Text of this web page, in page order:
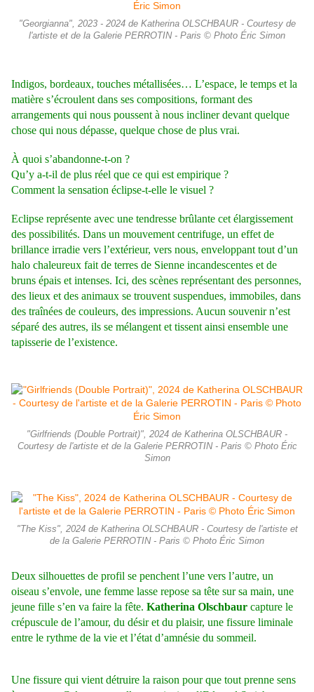
"Georgianna", 2023 - 2024 de Katherina OLSCHBAUR - Courtesy de
l'artiste et de la Galerie PERROTIN - Paris © Photo Éric Simon
Indigos, bordeaux, touches métallisées… L’espace, le temps et la
matière s’écroulent dans ses compositions, formant des
arrangements qui nous poussent à nous incliner devant quelque
chose qui nous dépasse, quelque chose de plus vrai.
À quoi s’abandonne-t-on ?
Qu’y a-t-il de plus réel que ce qui est empirique ?
Comment la sensation éclipse-t-elle le visuel ?
Eclipse représente avec une tendresse brûlante cet élargissement
des possibilités. Dans un mouvement centrifuge, un effet de
brillance irradie vers l’extérieur, vers nous, enveloppant tout d’un
halo chaleureux fait de terres de Sienne incandescentes et de
bruns épais et intenses. Ici, des scènes représentant des personnes,
des lieux et des animaux se trouvent suspendues, immobiles, dans
des traînées de couleurs, des impressions. Aucun souvenir n’est
séparé des autres, ils se mélangent et tissent ainsi ensemble une
tapisserie de l’existence.
"Girlfriends (Double Portrait)", 2024 de Katherina OLSCHBAUR -
Courtesy de l'artiste et de la Galerie PERROTIN - Paris © Photo Éric
Simon
"The Kiss", 2024 de Katherina OLSCHBAUR - Courtesy de l'artiste et
de la Galerie PERROTIN - Paris © Photo Éric Simon
Deux silhouettes de profil se penchent l’une vers l’autre, un
oiseau s’envole, une femme lasse repose sa tête sur sa main, une
jeune fille s’en va faire la fête. Katherina Olschbaur capture le
crépuscule de l’amour, du désir et du plaisir, une fissure liminale
entre le rythme de la vie et l’état d’amnésie du sommeil.
Une fissure qui vient détruire la raison pour que tout prenne sens